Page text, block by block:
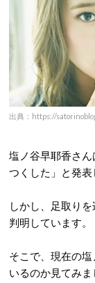
出典：https://
塩ノ谷早耶香さ
つくした」と発表
しかし、足取りを
判明しています。
そこで、現在の
いるのか見てみま